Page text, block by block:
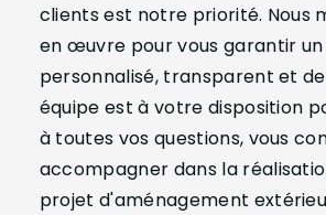
clients est notre priorité. Nous
en œuvre pour vous garantir
personnalisé, transparent et
équipe est à votre disposition
à toutes vos questions, vous
accompagner dans la
projet d'aménagement